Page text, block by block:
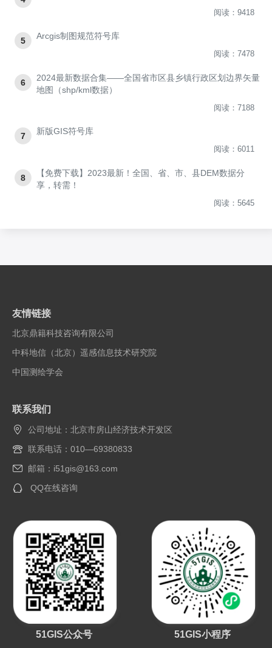
阅读：9418
5 Arcgis制图规范符号库
阅读：7478
6
2024最新数据合集——全国省市区县乡镇行政区划边界矢量
地图（shp/kml数据）
阅读：7188
7 新版GIS符号库
阅读：6011
8
【免费下载】2023最新！全国、省、市、县DEM数据分
享，转需！
阅读：5645
友情链接
北京鼎籍科技咨询有限公司
中科地信（北京）遥感信息技术研究院
中国测绘学会
联系我们
公司地址：北京市房山经济技术开发区
联系电话：010—69380833
邮箱：i51gis@163.com
QQ在线咨询
51GIS公众号 51GIS小程序